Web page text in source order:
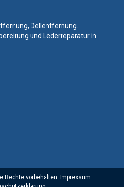
Dellentfernung,
und Lederreparatur in
Rechte vorbehalten. Impressum ·